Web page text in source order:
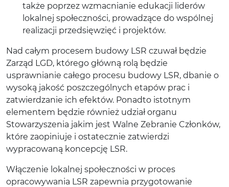
także poprzez wzmacnianie edukacji liderów
lokalnej społeczności, prowadzące do wspólnej
realizacji przedsięwzięć i projektów.
Nad całym procesem budowy LSR czuwał będzie
Zarząd LGD, którego główną rolą będzie
usprawnianie całego procesu budowy LSR, dbanie o
wysoką jakość poszczególnych etapów prac i
zatwierdzanie ich efektów. Ponadto istotnym
elementem będzie również udział organu
Stowarzyszenia jakim jest Walne Zebranie Członków,
które zaopiniuje i ostatecznie zatwierdzi
wypracowaną koncepcję LSR.
Włączenie lokalnej społeczności w proces
opracowywania LSR zapewnia przygotowanie